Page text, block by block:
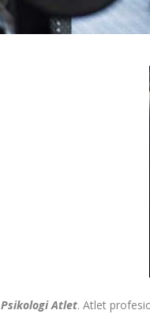
Psikologi Atlet. Atlet